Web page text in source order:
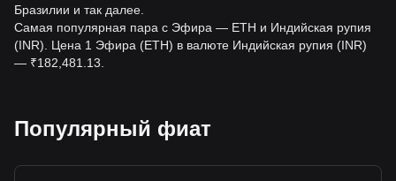
Существуют ли ограничения на торговлю ETH к
INR на Bitget?
Биржа Bitget может вводить ограничения на торговлю в
Бразилии и так далее.
Самая популярная пара с Эфира — ETH и Индийская рупия
(INR). Цена 1 Эфира (ETH) в валюте Индийская рупия (INR)
— ₹182,481.13.
Популярный фиат